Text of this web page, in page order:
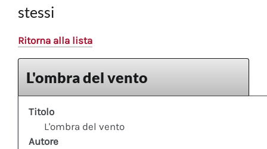
stessi
Ritorna alla lista
L'ombra del vento
Titolo
L'ombra del vento
Autore